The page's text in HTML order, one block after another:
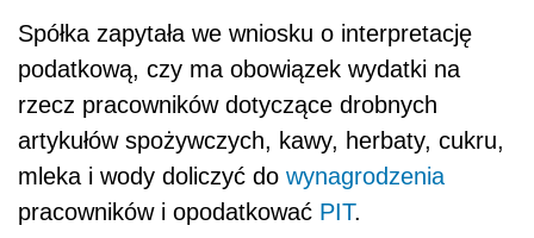
Spółka zapytała we wniosku o interpretację
podatkową, czy ma obowiązek wydatki na
rzecz pracowników dotyczące drobnych
artykułów spożywczych, kawy, herbaty, cukru,
mleka i wody doliczyć do wynagrodzenia
pracowników i opodatkować PIT.